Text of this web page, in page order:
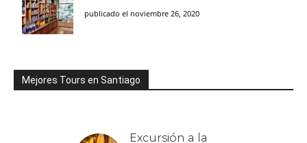
publicado el noviembre 26, 2020
Mejores Tours en Santiago